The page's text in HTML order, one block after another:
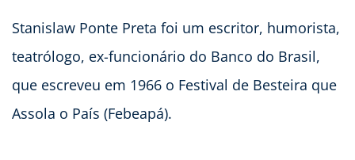
Stanislaw Ponte Preta foi um escritor, humorista,
teatrólogo, ex-funcionário do Banco do Brasil,
que escreveu em 1966 o Festival de Besteira que
Assola o País (Febeapá).